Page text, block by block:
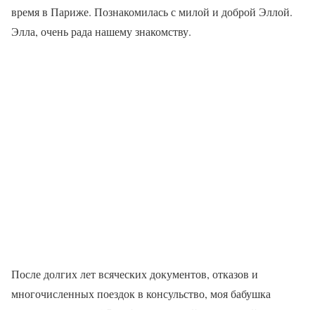
время в Париже. Познакомилась с милой и доброй Эллой.
Элла, очень рада нашему знакомству.
После долгих лет всяческих документов, отказов и
многочисленных поездок в консульство, моя бабушка